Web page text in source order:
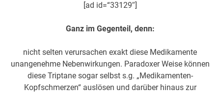
[ad id=“33129″]
Ganz im Gegenteil, denn:
nicht selten verursachen exakt diese Medikamente
unangenehme Nebenwirkungen. Paradoxer Weise können
diese Triptane sogar selbst s.g. „Medikamenten-
Kopfschmerzen“ auslösen und darüber hinaus zur